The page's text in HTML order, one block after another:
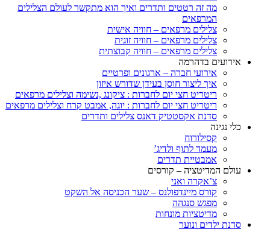
מה זה רטטים ותדרים ואיך הוא מתקשר לעולם הצלילים
המרפאים
צלילים מרפאים – חוויה אישית
צלילים מרפאים – חוויה זוגית
צלילים מרפאים – חוויה קבוצתית
אירועים בדהרמה
אירועי חברה – ארגונים ופרטיים
איך ליצור חוסן בעידן שדורש איזון
ריטריט חצי יום לחברות : ציקונג ,נשימה וצלילים מרפאים
ריטריט חצי יום לחברות : יוגה, אמבט קרח וצלילים מרפאים
סדנת אקסטטיק דאנס צלילים ותדרים
כלי נגינה
קסילורוח
מעמד לתוף ולדיג’
אמבטיית תדרים
עולם המדיטציה – קורסים
צ’אקרה ואני
קורס מיינדפולנס – שער הכניסה אל השקט
מפגש סנגהה
מדיטציות מונחות
סדנת ילדים ונוער